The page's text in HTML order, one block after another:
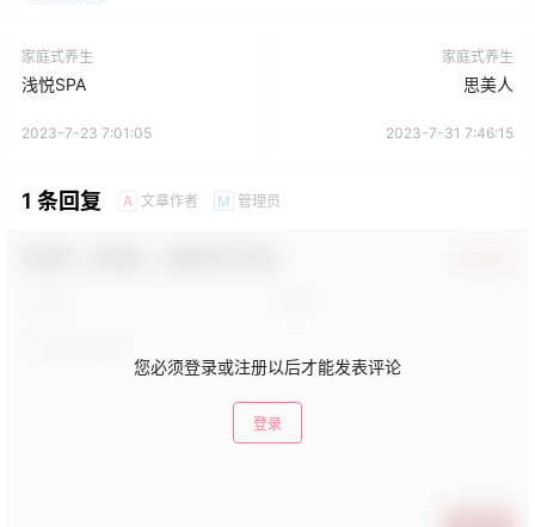
家庭式养生
浅悦SPA
2023-7-23 7:01:05
家庭式养生
思美人
2023-7-31 7:46:15
1 条回复 A 文章作者 M 管理员
您必须登录或注册以后才能发表评论
登录